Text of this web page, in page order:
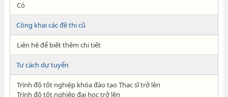
Có
Công khai các đề thi cũ
Liên hệ để biết thêm chi tiết
Tư cách dự tuyển
Trình độ tốt nghiệp khóa đào tạo Thạc sĩ trở lên
Trình độ tốt nghiệp đại học trở lên